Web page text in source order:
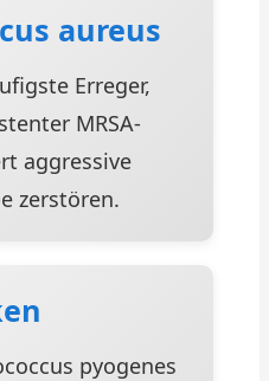
aureus
Erreger,
MRSA-
aggressive
zerstören.
pyogenes